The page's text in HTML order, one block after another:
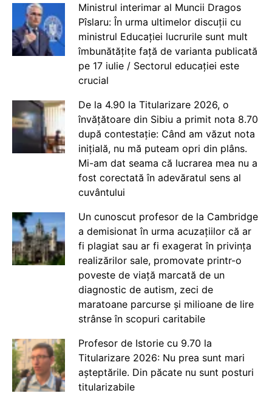
Ministrul interimar al Muncii Dragos
Pîslaru: În urma ultimelor discuții cu
ministrul Educației lucrurile sunt mult
îmbunătățite față de varianta publicată
pe 17 iulie / Sectorul educației este
crucial
De la 4.90 la Titularizare 2026, o
învățătoare din Sibiu a primit nota 8.70
după contestație: Când am văzut nota
inițială, nu mă puteam opri din plâns.
Mi-am dat seama că lucrarea mea nu a
fost corectată în adevăratul sens al
cuvântului
Un cunoscut profesor de la Cambridge
a demisionat în urma acuzațiilor că ar
fi plagiat sau ar fi exagerat în privința
realizărilor sale, promovate printr-o
poveste de viață marcată de un
diagnostic de autism, zeci de
maratoane parcurse și milioane de lire
strânse în scopuri caritabile
Profesor de Istorie cu 9.70 la
Titularizare 2026: Nu prea sunt mari
așteptările. Din păcate nu sunt posturi
titularizabile